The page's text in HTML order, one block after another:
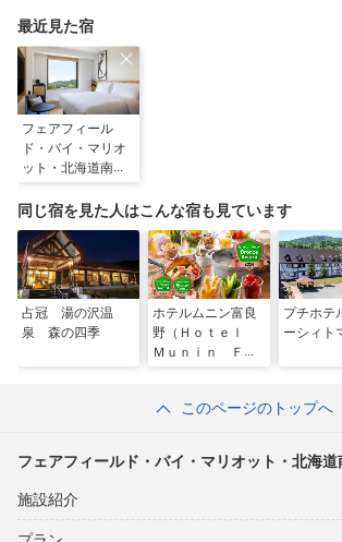
最近見た宿
フェアフィール
ド・バイ・マリオ
ット・北海道南富
同じ宿を見た人はこんな宿も見ています
占冠 湯の沢温
泉 森の四季
ホテルムニン富良
野（Ｈｏｔｅｌ
Ｍｕｎｉｎ Ｆｕ
プチホ
ーシィト
このページのトップへ
フェアフィールド・バイ・マリオット・北海道
施設紹介